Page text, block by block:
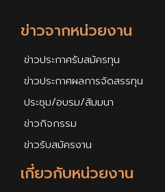
เกี่ยวกับหน่วยงาน
ข่าวจากหน่วยงาน
ข่าวประกาศรับสมัครทุน
ข่าวประกาศผลการจัดสรรทุน
ประชุม/อบรม/สัมมนา
ข่าวกิจกรรม
ข่าวรับสมัครงาน